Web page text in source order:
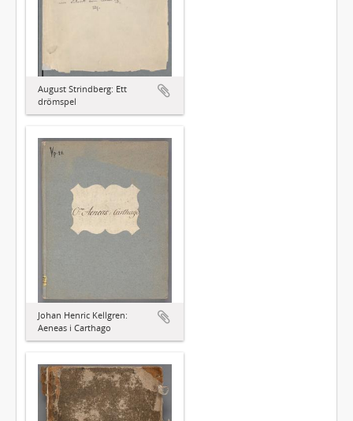
August Strindberg: Ett
drömspel
Johan Henric Kellgren:
Aeneas i Carthago